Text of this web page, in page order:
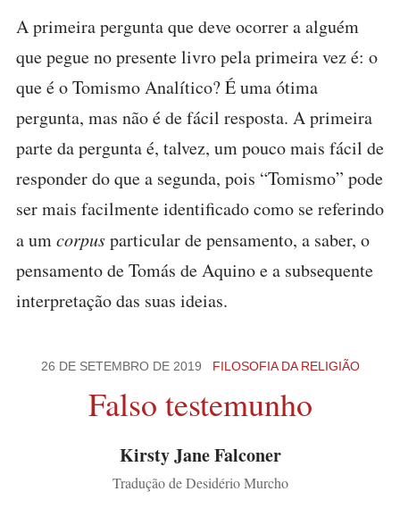
A primeira pergunta que deve ocorrer a alguém
que pegue no presente livro pela primeira vez é: o
que é o Tomismo Analítico? É uma ótima
pergunta, mas não é de fácil resposta. A primeira
parte da pergunta é, talvez, um pouco mais fácil de
responder do que a segunda, pois “Tomismo” pode
ser mais facilmente identificado como se referindo
a umcorpusparticular de pensamento, a saber, o
pensamento de Tomás de Aquino e a subsequente
interpretação das suas ideias.
26 DE SETEMBRO DE 2019 FILOSOFIA DA RELIGIÃO
Falso testemunho
Kirsty Jane Falconer
Tradução de Desidério Murcho